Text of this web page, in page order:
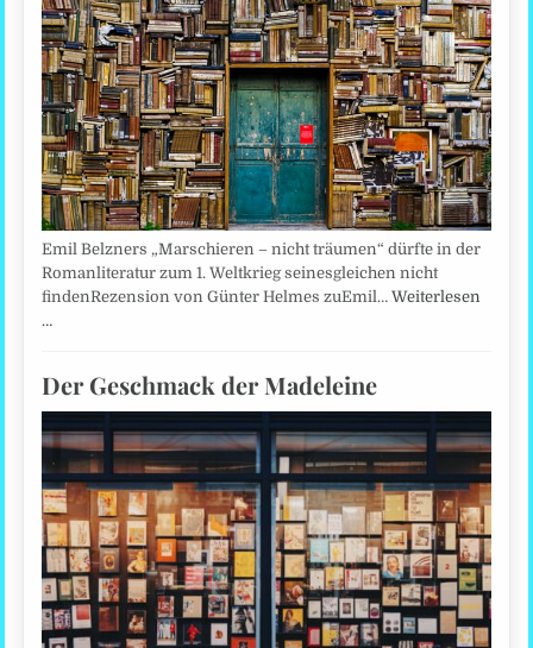
Emil Belzners „Marschieren – nicht träumen“ dürfte in der
Romanliteratur zum 1. Weltkrieg seinesgleichen nicht
findenRezension von Günter Helmes zuEmil…Weiterlesen
…
Der Geschmack der Madeleine